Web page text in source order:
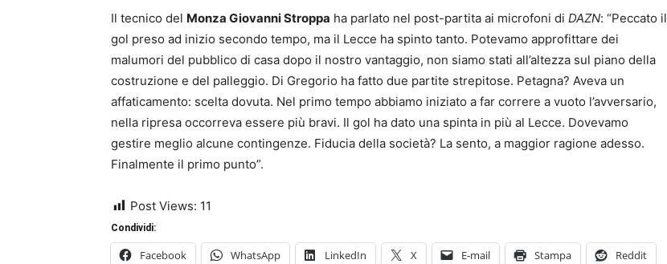
Il tecnico del Monza Giovanni Stroppa ha parlato nel post-partita ai microfoni di DAZN: “Peccato il
gol preso ad inizio secondo tempo, ma il Lecce ha spinto tanto. Potevamo approfittare dei
malumori del pubblico di casa dopo il nostro vantaggio, non siamo stati all’altezza sul piano della
costruzione e del palleggio. Di Gregorio ha fatto due partite strepitose. Petagna? Aveva un
affaticamento: scelta dovuta. Nel primo tempo abbiamo iniziato a far correre a vuoto l’avversario,
nella ripresa occorreva essere più bravi. Il gol ha dato una spinta in più al Lecce. Dovevamo
gestire meglio alcune contingenze. Fiducia della società? La sento, a maggior ragione adesso.
Finalmente il primo punto”.
Post Views: 11
Condividi:
Facebook WhatsApp LinkedIn X E-mail Stampa Reddit